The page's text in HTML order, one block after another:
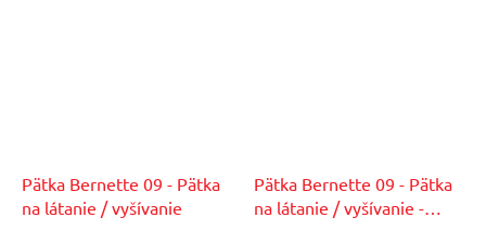
Pätka Bernette 09 - Pätka
na látanie / vyšívanie
Pätka Bernette 09 - Pätka
na látanie / vyšívanie -